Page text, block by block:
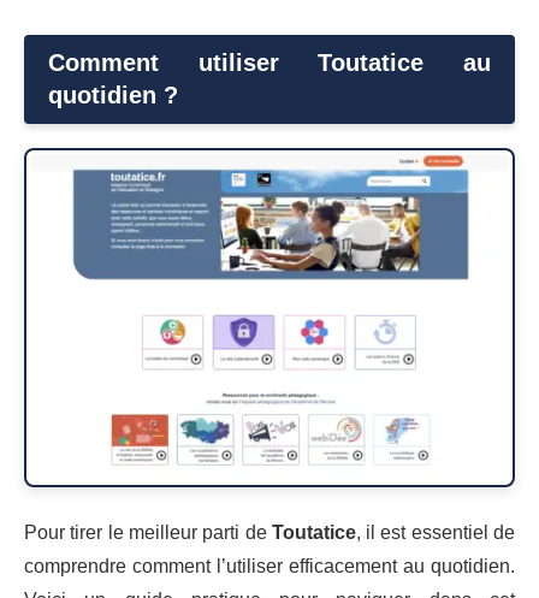
Comment utiliser Toutatice au
quotidien ?
Pour tirer le meilleur parti de Toutatice, il est essentiel de
comprendre comment l’utiliser efficacement au quotidien.